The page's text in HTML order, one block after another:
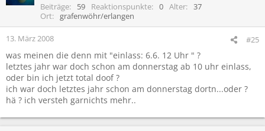
Beiträge
59 Reaktionspunkte 0 Alter
37
Ort
grafenwöhr/erlangen
13. März 2008 #25
was meinen die denn mit "einlass: 6.6. 12 Uhr " ?
letztes jahr war doch schon am donnerstag ab 10 uhr einlass,
oder bin ich jetzt total doof ?
ich war doch letztes jahr schon am donnerstag dortn...oder ?
hä ? ich versteh garnichts mehr..